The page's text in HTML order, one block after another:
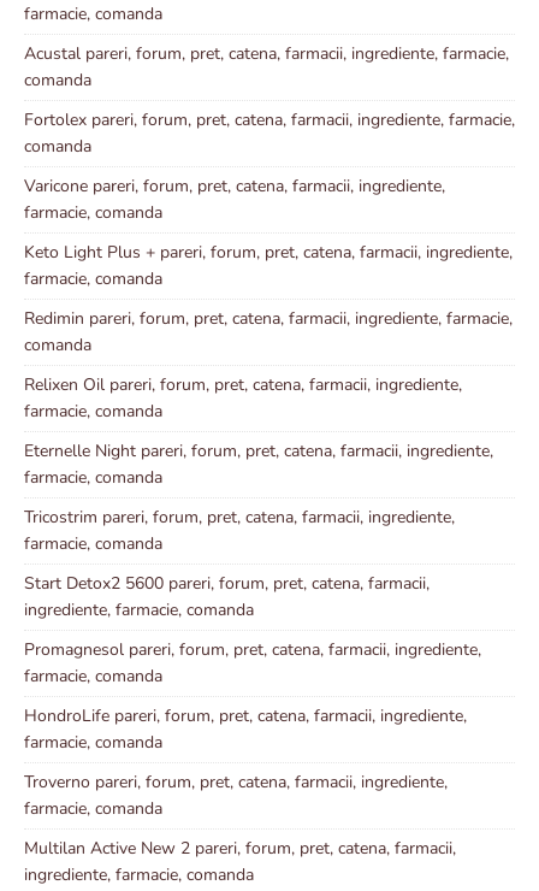
farmacie, comanda
Acustal pareri, forum, pret, catena, farmacii, ingrediente, farmacie,
comanda
Fortolex pareri, forum, pret, catena, farmacii, ingrediente, farmacie,
comanda
Varicone pareri, forum, pret, catena, farmacii, ingrediente,
farmacie, comanda
Keto Light Plus + pareri, forum, pret, catena, farmacii, ingrediente,
farmacie, comanda
Redimin pareri, forum, pret, catena, farmacii, ingrediente, farmacie,
comanda
Relixen Oil pareri, forum, pret, catena, farmacii, ingrediente,
farmacie, comanda
Eternelle Night pareri, forum, pret, catena, farmacii, ingrediente,
farmacie, comanda
Tricostrim pareri, forum, pret, catena, farmacii, ingrediente,
farmacie, comanda
Start Detox2 5600 pareri, forum, pret, catena, farmacii,
ingrediente, farmacie, comanda
Promagnesol pareri, forum, pret, catena, farmacii, ingrediente,
farmacie, comanda
HondroLife pareri, forum, pret, catena, farmacii, ingrediente,
farmacie, comanda
Troverno pareri, forum, pret, catena, farmacii, ingrediente,
farmacie, comanda
Multilan Active New 2 pareri, forum, pret, catena, farmacii,
ingrediente, farmacie, comanda